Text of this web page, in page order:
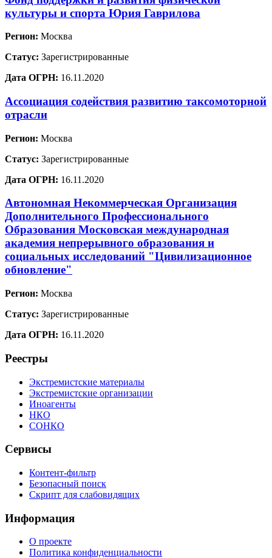
культуры и спорта Юрия Гаврилова
Регион: Москва
Статус: Зарегистрированные
Дата ОГРН: 16.11.2020
Ассоциация содействия развитию таксомоторной
отрасли
Регион: Москва
Статус: Зарегистрированные
Дата ОГРН: 16.11.2020
Автономная Некоммерческая Организация
Дополнительного Профессионального
Образования Московская международная
академия непрерывного образования и
социальных исследований "Цивилизационное
обновление"
Регион: Москва
Статус: Зарегистрированные
Дата ОГРН: 16.11.2020
Реестры
Экстремистские материалы
Экстремистские организации
Иноагенты
НКО
СОНКО
Сервисы
Контент-фильтр
Безопасный поиск
Скрипт для слабовидящих
Информация
О проекте
Политика конфиденциальности